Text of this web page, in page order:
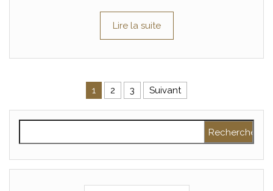
Lire la suite
Pagination des publications
1 2 3 Suivant